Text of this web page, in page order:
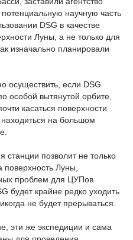
научную часть
DSG в качестве
Луны, а не только для
изначально планировали
осуществить, если DSG
особой вытянутой орбите,
касаться поверхности
на большом
станции позволит не только
поверхность Луны,
проблем для ЦУПов
будет крайне редко уходить
не будет прерываться.
эти же экспедиции и сама